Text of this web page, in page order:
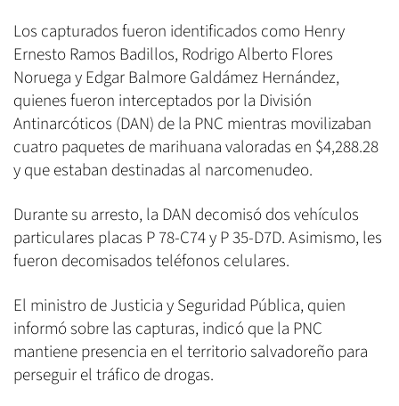
Los capturados fueron identificados como Henry
Ernesto Ramos Badillos, Rodrigo Alberto Flores
Noruega y Edgar Balmore Galdámez Hernández,
quienes fueron interceptados por la División
Antinarcóticos (DAN) de la PNC mientras movilizaban
cuatro paquetes de marihuana valoradas en $4,288.28
y que estaban destinadas al narcomenudeo.
Durante su arresto, la DAN decomisó dos vehículos
particulares placas P 78-C74 y P 35-D7D. Asimismo, les
fueron decomisados teléfonos celulares.
El ministro de Justicia y Seguridad Pública, quien
informó sobre las capturas, indicó que la PNC
mantiene presencia en el territorio salvadoreño para
perseguir el tráfico de drogas.